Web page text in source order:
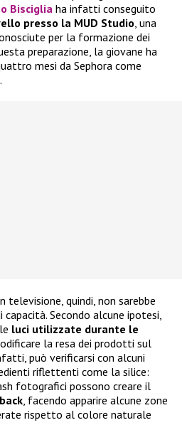
Bisciglia ha infatti conseguito
presso la MUD Studio, una
per la formazione dei
preparazione, la giovane ha
mesi da Sephora come
quindi, non sarebbe
Secondo alcune ipotesi,
luci utilizzate durante le
la resa dei prodotti sul
può verificarsi con alcuni
riflettenti come la silice:
fotografici possono creare il
, facendo apparire alcune zone
rispetto al colore naturale